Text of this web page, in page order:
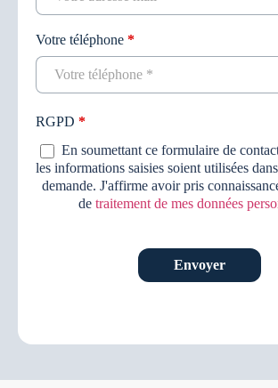
Votre téléphone *
RGPD *
En soumettant ce formulaire de
les informations saisies soient utilisées
demande. J'affirme avoir pris
detraitement de mes données
Envoyer